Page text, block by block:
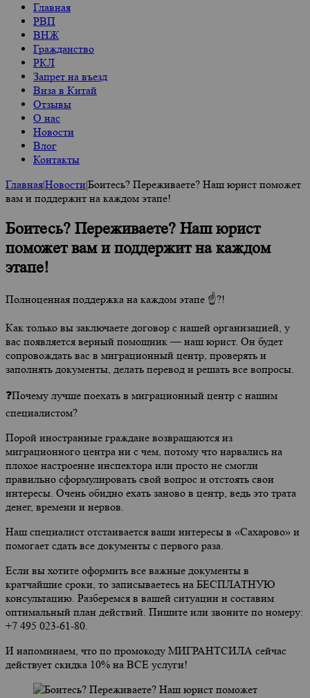
Главная
РВП
ВНЖ
Гражданство
РКЛ
Запрет на въезд
Виза в Китай
Отзывы
О нас
Новости
Влог
Контакты
Главная|Новости|Боитесь? Переживаете? Наш юрист поможет
вам и поддержит на каждом этапе!
Боитесь? Переживаете? Наш юрист
поможет вам и поддержит на каждом
этапе!
Полноценная поддержка на каждом этапе ☝?!
Как только вы заключаете договор с нашей организацией, у
вас появляется верный помощник — наш юрист. Он будет
сопровождать вас в миграционный центр, проверять и
заполнять документы, делать перевод и решать все вопросы.
❓Почему лучше поехать в миграционный центр с нашим
специалистом?
Порой иностранные граждане возвращаются из
миграционного центра ни с чем, потому что нарвались на
плохое настроение инспектора или просто не смогли
правильно сформулировать свой вопрос и отстоять свои
интересы. Очень обидно ехать заново в центр, ведь это трата
денег, времени и нервов.
Наш специалист отстаивается ваши интересы в «Сахарово» и
помогает сдать все документы с первого раза.
Если вы хотите оформить все важные документы в
кратчайшие сроки, то записываетесь на БЕСПЛАТНУЮ
консультацию. Разберемся в вашей ситуации и составим
оптимальный план действий. Пишите или звоните по номеру:
+7 495 023-61-80.
И напоминаем, что по промокоду МИГРАНТСИЛА сейчас
действует скидка 10% на ВСЕ услуги!